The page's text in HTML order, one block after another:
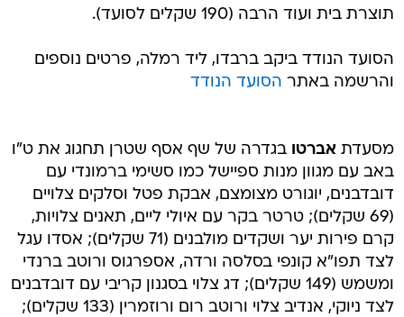
תוצרת בית ועוד הרבה (190 שקלים לסועד).
הסועד הנודד ביקב ברבדו, ליד רמלה, פרטים נוספים
והרשמה באתר הסועד הנודד
מסעדת אברטו בגדרה של שף אסף שטרן תחגוג את ט"ו
באב עם מגוון מנות ספיישל כמו סשימי ברמונדי עם
דובדבנים, יוגורט מצומצם, אבקת פטל וסלקים צלויים
(69 שקלים); טרטר בקר עם איולי ליים, תאנים צלויות,
קרם פירות יער ושקדים מולבנים (71 שקלים); אסדו עגל
לצד תפו"א קונפי בסלסה ורדה, אספרגוס ורוטב ברנדי
ומשמש (149 שקלים); דג צלוי בסגנון קריבי עם דובדבנים
לצד ניוקי, אנדיב צלוי ורוטב רום ורוזמרין (133 שקלים);